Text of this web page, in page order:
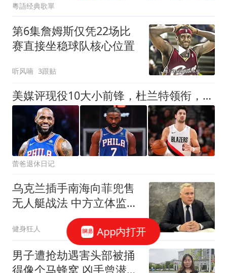
粵語经典歌單
第6集詹姆斯仅凭22场比
赛直接坐稳球队核心位置
听风喃 3跟贴
美媒评现役10大小前锋，杜兰特领衔，詹姆斯第4，伦纳德入前3
蕾爸退休日记
乌克兰插手南海向菲兜售
无人艇战法 中方立体监控
健身狂人
男子遭抢劫遇害头部被捅
得像个马蜂窝 凶手曾潜逃
App内打开